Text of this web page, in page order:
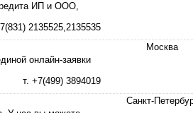
ИП и ООО,
2135525,2135535
онлайн-заявки
т. +7(499) 3894019
Москва
Санкт-